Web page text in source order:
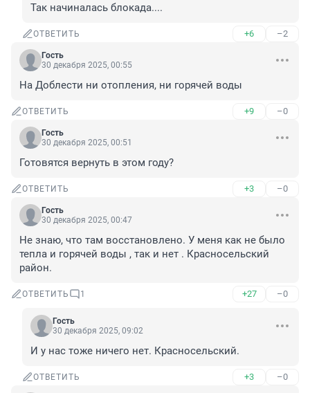
Так начиналась блокада....
ОТВЕТИТЬ +6 –2
Гость
30 декабря 2025, 00:55
На Доблести ни отопления, ни горячей воды
ОТВЕТИТЬ +9 –0
Гость
30 декабря 2025, 00:51
Готовятся вернуть в этом году?
ОТВЕТИТЬ +3 –0
Гость
30 декабря 2025, 00:47
Не знаю, что там восстановлено. У меня как не было
тепла и горячей воды , так и нет . Красносельский
район.
ОТВЕТИТЬ 1 +27 –0
Гость
30 декабря 2025, 09:02
И у нас тоже ничего нет. Красносельский.
ОТВЕТИТЬ +3 –0